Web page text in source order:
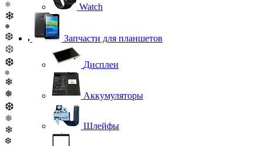
❄
❄
❅
❆
❆
❆
❆
❄
❅
❆
❅
❄
❆
Watch
Запчасти для планшетов
Дисплеи
Аккумуляторы
Шлейфы